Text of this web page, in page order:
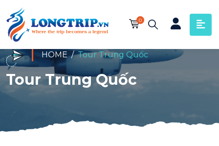
0
HOME Tour Trung Quốc
Tour Trung Quốc